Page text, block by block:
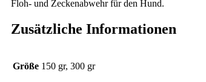
Floh- und Zeckenabwehr für den Hund.
Zusätzliche Informationen
Größe 150 gr, 300 gr